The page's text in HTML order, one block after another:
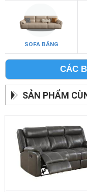
SOFA BĂNG
CÁC
SẢN PHẨM